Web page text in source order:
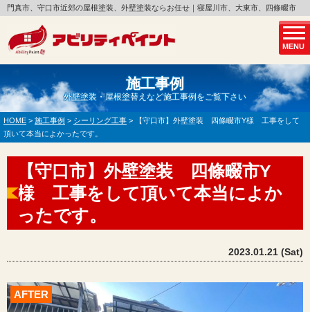
MENU
門真市、守口市近郊の屋根塗装、外壁塗装ならお任せ｜寝屋川市、大東市、四條畷市
施工事例
外壁塗装・屋根塗替えなど施工事例をご覧下さい
HOME > 施工事例 > シーリング工事 >
【守口市】外壁塗装 四條畷市Y様 工事をして
頂いて本当によかったです。
【守口市】外壁塗装 四條畷市Y
様 工事をして頂いて本当によか
ったです。
2023.01.21 (Sat)
AFTER